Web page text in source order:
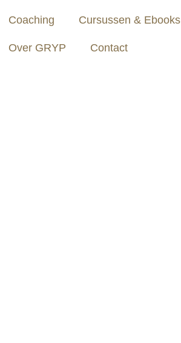
Coaching Cursussen & Ebooks
Over GRYP Contact